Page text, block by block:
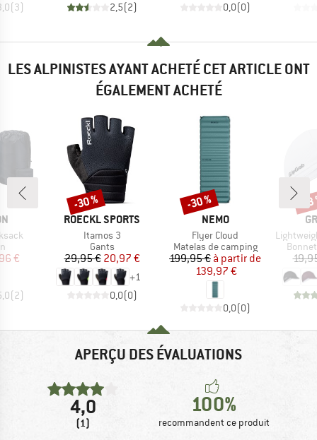
(3) 2,5(2) 0,0(0)
LES ALPINISTES AYANT ACHETÉ CET ARTICLE ONT
ÉGALEMENT ACHETÉ
group
réduit
€
(2)
MARQUE
ROECKL SPORTS
Article
Itamos 3
Product group
Gants
Prix
29,95 €Prix réduit
20,97 €
+1
0,0(0)
Remise
-30 %
MARQUE
NEMO
Article
Flyer Cloud
Product group
Matelas de camping
Prix
199,95 € Prix réduit
à partir de
139,97 €
0,0(0)
Remise
-30 %
Article
Lightweight
-
APERÇU DES ÉVALUATIONS
4,0
(1)
100%
recommandent ce produit